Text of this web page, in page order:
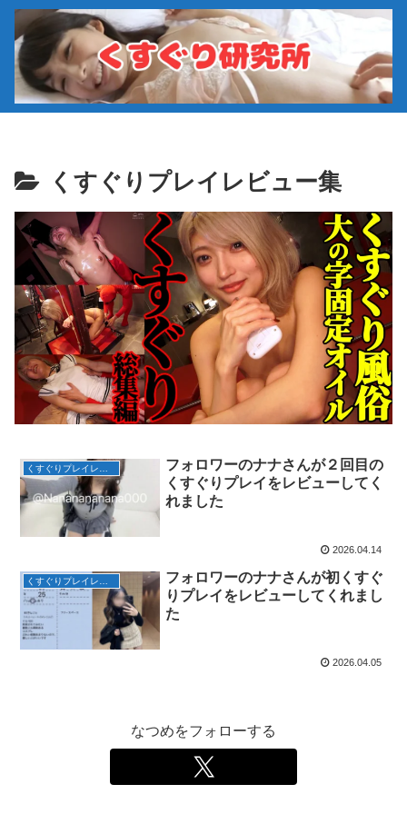
くすぐりプレイレビュー集
くすぐりプレイレビュー集
フォロワーのナナさんが２回目の
くすぐりプレイをレビューしてく
れました
2026.04.14
フォロワーのナナさんが初くすぐ
りプレイをレビューしてくれまし
た
2026.04.05
なつめをフォローする